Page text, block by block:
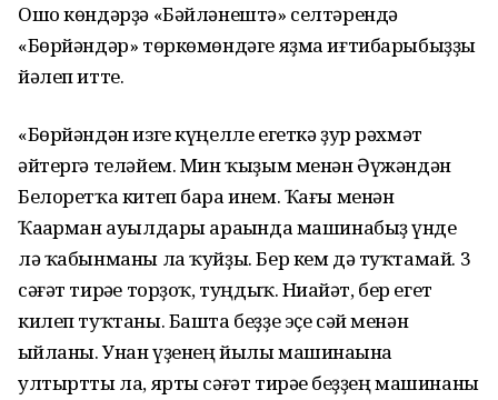
Ошо көндәрҙә «Бәйләнештә» селтәрендә
«Бөрйәндәр» төркөмөндәге яҙма иғтибарыбыҙҙы
йәлеп итте.
«Бөрйәндән изге күңелле егеткә ҙур рәхмәт
әйтергә теләйем. Мин ҡыҙым менән Әүжәндән
Белоретҡа китеп бара инем. Ҡағы менән
Ҡаһарман ауылдары араһында машинабыҙ һүнде
лә ҡабынманы ла ҡуйҙы. Бер кем дә туҡтамай. 3
сәғәт тирәһе торҙоҡ, туңдыҡ. Ниһайәт, бер егет
килеп туҡтаны. Башта беҙҙе эҫе сәй менән
һыйланы. Унан үҙенең йылы машинаһына
ултыртты ла, ярты сәғәт тирәһе беҙҙең машинаны